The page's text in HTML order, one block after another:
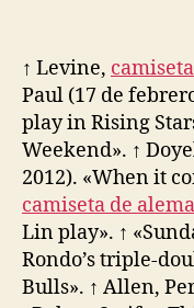
entrada
↑ Levine,
Paul (17 de
play in Rising
Weekend». ↑
2012). «When it
camiseta de
Lin play». ↑
Rondo’s triple-
Bulls». ↑ Allen,